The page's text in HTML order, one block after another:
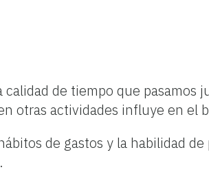
calidad de tiempo que
otras actividades influye en el
de gastos y la habilidad